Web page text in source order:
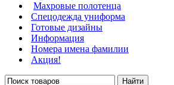
Махровые полотенца
Cпецодежда униформа
Готовые дизайны
Информация
Номера имена фамилии
Акция!